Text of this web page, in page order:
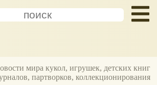
мира кукол, игрушек, детских книг
партворков, коллекционирования